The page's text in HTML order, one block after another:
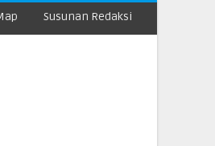
Susunan Redaksi